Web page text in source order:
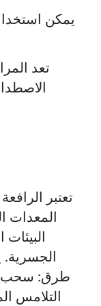
يمكن
تعد
تعتبر
المعدات
الجسرية.
طرق: سحب
التلامس